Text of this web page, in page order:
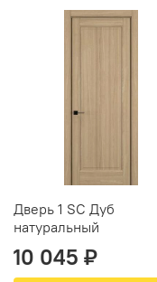
Дверь 1 SC Дуб
натуральный
10 045 ₽